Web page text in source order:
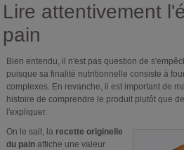
Lire attentivement
pain
Bien entendu, il n'est pas question de
puisque sa finalité nutritionnelle consiste à
complexes. En revanche, il est important de
histoire de comprendre le produit plutôt que
l'expliquer.
On le sait, la recette originelle
du pain affiche une valeur